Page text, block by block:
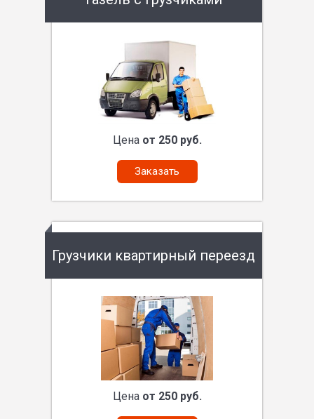
Цена от 250 руб.
Заказать
Грузчики квартирный переезд
Цена от 250 руб.